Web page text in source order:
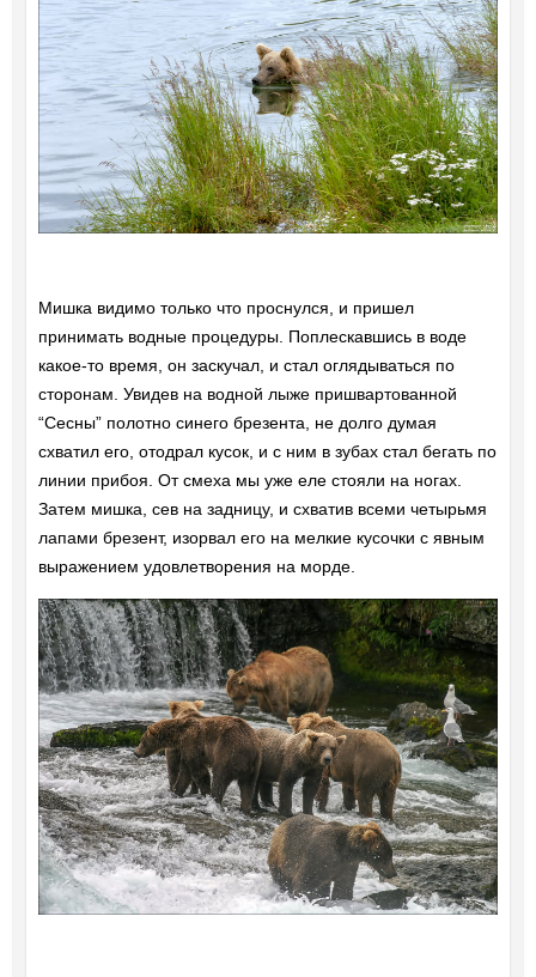
Мишка видимо только что проснулся, и пришел
принимать водные процедуры. Поплескавшись в воде
какое-то время, он заскучал, и стал оглядываться по
сторонам. Увидев на водной лыже пришвартованной
“Сесны” полотно синего брезента, не долго думая
схватил его, отодрал кусок, и с ним в зубах стал бегать по
линии прибоя. От смеха мы уже еле стояли на ногах.
Затем мишка, сев на задницу, и схватив всеми четырьмя
лапами брезент, изорвал его на мелкие кусочки с явным
выражением удовлетворения на морде.